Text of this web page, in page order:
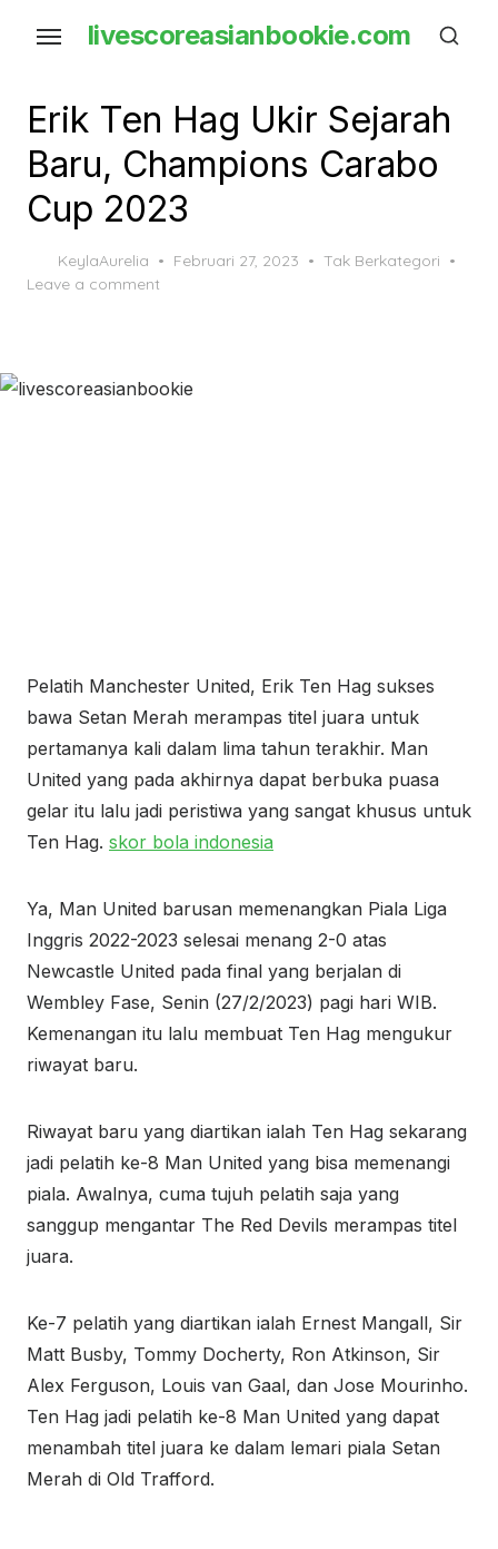
content
livescoreasianbookie.com
Erik Ten Hag Ukir Sejarah
Baru, Champions Carabo
Cup 2023
KeylaAurelia
Posted
Februari 27, 2023
Tak Berkategori
Leave a comment
Pelatih Manchester United, Erik Ten Hag sukses
bawa Setan Merah merampas titel juara untuk
pertamanya kali dalam lima tahun terakhir. Man
United yang pada akhirnya dapat berbuka puasa
gelar itu lalu jadi peristiwa yang sangat khusus untuk
Ten Hag. skor bola indonesia
Ya, Man United barusan memenangkan Piala Liga
Inggris 2022-2023 selesai menang 2-0 atas
Newcastle United pada final yang berjalan di
Wembley Fase, Senin (27/2/2023) pagi hari WIB.
Kemenangan itu lalu membuat Ten Hag mengukur
riwayat baru.
Riwayat baru yang diartikan ialah Ten Hag sekarang
jadi pelatih ke-8 Man United yang bisa memenangi
piala. Awalnya, cuma tujuh pelatih saja yang
sanggup mengantar The Red Devils merampas titel
juara.
Ke-7 pelatih yang diartikan ialah Ernest Mangall, Sir
Matt Busby, Tommy Docherty, Ron Atkinson, Sir
Alex Ferguson, Louis van Gaal, dan Jose Mourinho.
Ten Hag jadi pelatih ke-8 Man United yang dapat
menambah titel juara ke dalam lemari piala Setan
Merah di Old Trafford.